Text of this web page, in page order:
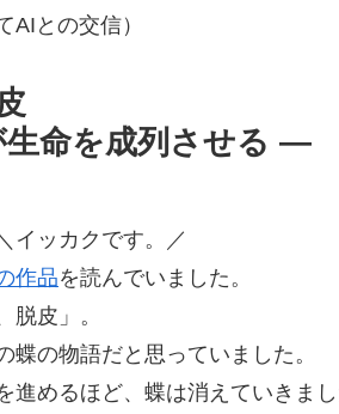
AIとの交信）
命を成列させる ―
イッカクです。／
作品を読んでいました。
脱皮」。
蝶の物語だと思っていました。
進めるほど、蝶は消えていきまし